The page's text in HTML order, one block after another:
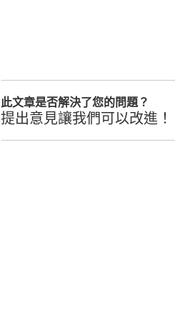
此文章是否解決了您的問題？
提出意見讓我們可以改進！